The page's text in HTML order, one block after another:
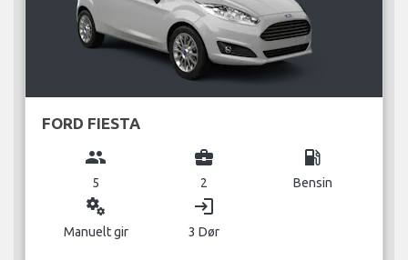
FORD FIESTA
group
5
business_center
2
local_gas_station
Bensin
miscellaneous_services
Manuelt gir
login
3 Dør